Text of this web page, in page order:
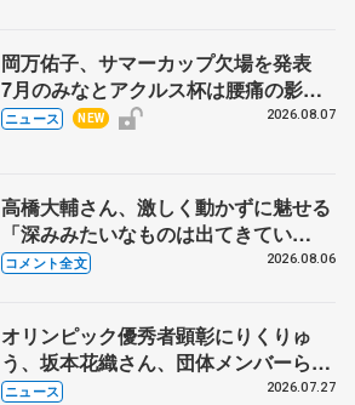
岡万佑子、サマーカップ欠場を発表
7月のみなとアクルス杯は腰痛の影響
で
ニュース NEW 2026.08.07
高橋大輔さん、激しく動かずに魅せる
「深みみたいなものは出てきてい
る？」 〝兄さん〟と慕うレジェンド
コメント全文 2026.08.06
オリンピック優秀者顕彰にりくりゅ
う、坂本花織さん、団体メンバーら
8月7日に文科省が表彰式、ブルーノ・
ニュース 2026.07.27